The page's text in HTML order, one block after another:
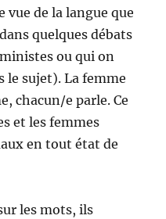
vue de la langue que
quelques débats
ou qui on
le sujet). La femme
chacun/e parle. Ce
et les femmes
en tout état de
les mots, ils